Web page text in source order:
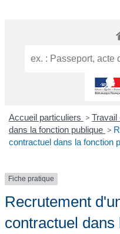
Accueil particuliers > Travail
dans la fonction publique >
contractuel dans la fonction
Fiche pratique
Recrutement
contractuel dans